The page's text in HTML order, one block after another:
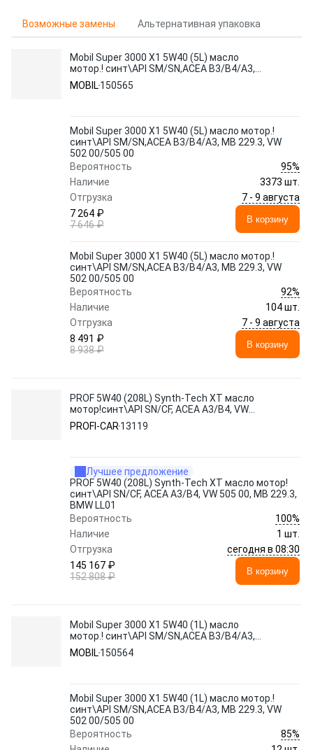
Возможные замены Альтернативная упаковка
Mobil Super 3000 X1 5W40 (5L) масло
мотор.! синт\API SM/SN,ACEA B3/B4/A3,
MB 229.3, VW 502 00/505 00
MOBIL150565
Mobil Super 3000 X1 5W40 (5L) масло мотор.!
синт\API SM/SN,ACEA B3/B4/A3, MB 229.3, VW
502 00/505 00
Вероятность
95%
Наличие
3373 шт.
Отгрузка
7 - 9 августа
7 264 ₽
7 646 ₽
В корзину
Mobil Super 3000 X1 5W40 (5L) масло мотор.!
синт\API SM/SN,ACEA B3/B4/A3, MB 229.3, VW
502 00/505 00
Вероятность
92%
Наличие
104 шт.
Отгрузка
7 - 9 августа
8 491 ₽
8 938 ₽
В корзину
PROF 5W40 (208L) Synth-Tech XT масло
мотор!синт\API SN/CF, ACEA A3/B4, VW
505 00, MB 229.3, BMW LL01
PROFI-CAR 13119
Лучшее предложение
PROF 5W40 (208L) Synth-Tech XT масло мотор!
синт\API SN/CF, ACEA A3/B4, VW 505 00, MB 229.3,
BMW LL01
Вероятность
100%
Наличие
1 шт.
Отгрузка
сегодня в 08:30
145 167 ₽
152 808 ₽
В корзину
Mobil Super 3000 X1 5W40 (1L) масло
мотор.! синт\API SM/SN,ACEA B3/B4/A3,
MB 229.3, VW 502 00/505 00
MOBIL150564
Mobil Super 3000 X1 5W40 (1L) масло мотор.!
синт\API SM/SN,ACEA B3/B4/A3, MB 229.3, VW
502 00/505 00
Вероятность
85%